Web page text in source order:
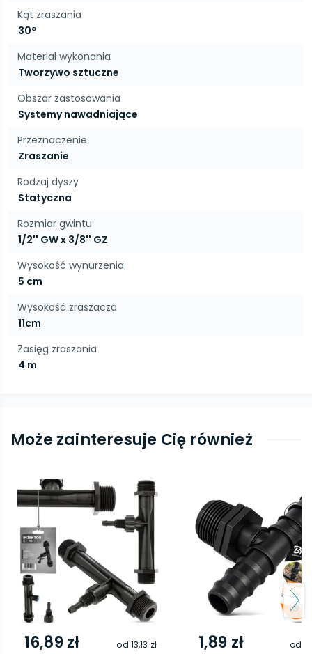
Kąt zraszania
30°
Materiał wykonania
Tworzywo sztuczne
Obszar zastosowania
Systemy nawadniające
Przeznaczenie
Zraszanie
Rodzaj dyszy
Statyczna
Rozmiar gwintu
1/2'' GW x 3/8'' GZ
Wysokość wynurzenia
5 cm
Wysokość zraszacza
11cm
Zasięg zraszania
4 m
Może zainteresuje Cię również
16,89 zł od 13,13 zł 1,89 zł od